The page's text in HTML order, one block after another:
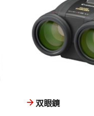
双眼鏡